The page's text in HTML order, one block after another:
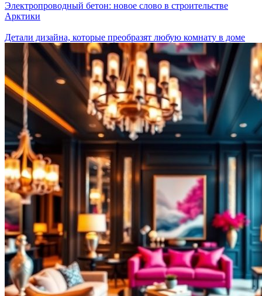
Электропроводный бетон: новое слово в строительстве
Арктики
Детали дизайна, которые преобразят любую комнату в доме